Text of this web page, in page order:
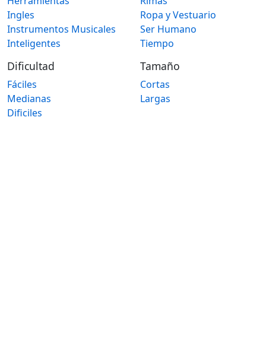
Ingles
Instrumentos Musicales
Inteligentes
Ropa y Vestuario
Ser Humano
Tiempo
Dificultad
Fáciles
Medianas
Dificiles
Tamaño
Cortas
Largas